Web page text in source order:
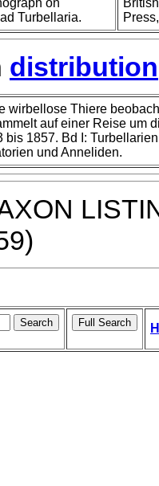
on
Turbellaria.
distribution
wirbellose Thiere
auf einer Reise um
bis 1857. Bd I:
und Anneliden.